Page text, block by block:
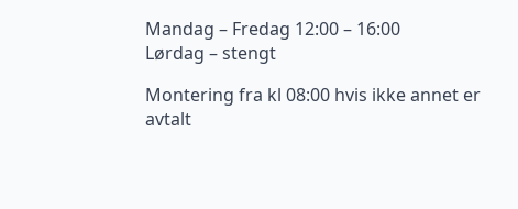
Mandag – Fredag 12:00 – 16:00
Lørdag – stengt
Montering fra kl 08:00 hvis ikke annet er
avtalt